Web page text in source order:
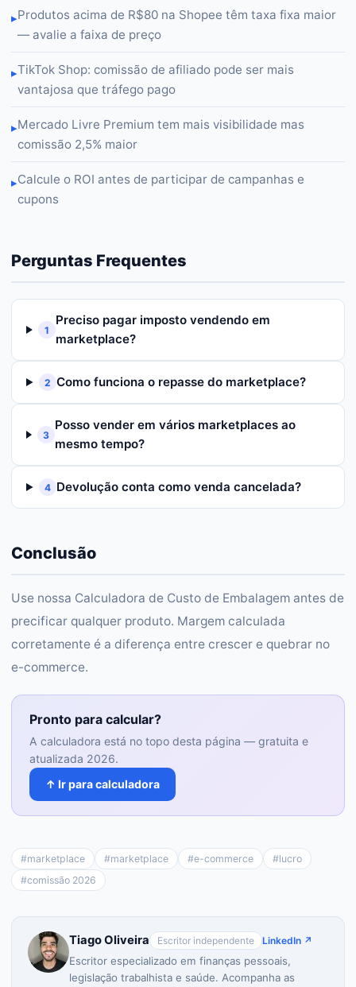
▸Produtos acima de R$80 na Shopee têm taxa fixa maior
— avalie a faixa de preço
▸TikTok Shop: comissão de afiliado pode ser mais
vantajosa que tráfego pago
▸Mercado Livre Premium tem mais visibilidade mas
comissão 2,5% maior
▸Calcule o ROI antes de participar de campanhas e
cupons
Perguntas Frequentes
1
Preciso pagar imposto vendendo em
marketplace?
2 Como funciona o repasse do marketplace?
3
Posso vender em vários marketplaces ao
mesmo tempo?
4 Devolução conta como venda cancelada?
Conclusão
Use nossa Calculadora de Custo de Embalagem antes de
precificar qualquer produto. Margem calculada
corretamente é a diferença entre crescer e quebrar no
e-commerce.
Pronto para calcular?
A calculadora está no topo desta página — gratuita e
atualizada 2026.
↑ Ir para calculadora
#marketplace #marketplace #e-commerce #lucro
#comissão 2026
Tiago Oliveira Escritor independente LinkedIn ↗
Escritor especializado em finanças pessoais,
legislação trabalhista e saúde. Acompanha as